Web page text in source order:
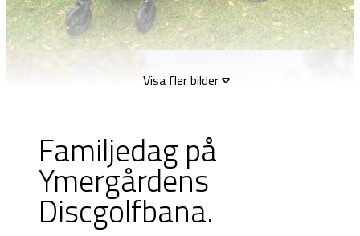
Visa fler bilder
Familjedag på
Ymergårdens
Discgolfbana.